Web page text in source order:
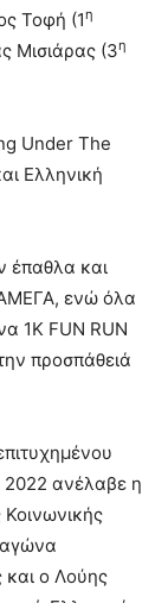
Τοφή (1η
Μισιάρας (3η
Under The
Ελληνική
έπαθλα και
ενώ όλα
1Κ FUN RUN
προσπάθειά
ανέλαβε η
Κοινωνικής
και ο Λούης